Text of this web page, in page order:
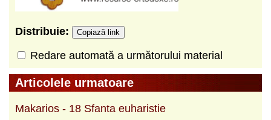
Distribuie: Copiază link
Redare automată a următorului material
Articolele urmatoare
Makarios - 18 Sfanta euharistie